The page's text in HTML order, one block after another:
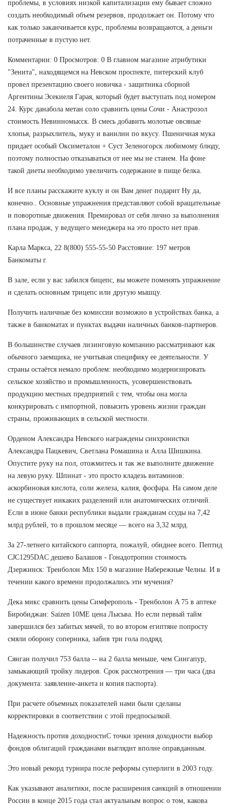
проблемы, в условиях низкой капитализации ему бывает сложно
создать необходимый объем резервов, продолжает он. Потому что
как только заканчивается курс, проблемы возвращаются, а деньги
потраченные в пустую нет.
Комментарии: 0 Просмотров: 0 В главном магазине атрибутики
"Зенита", находящемся на Невском проспекте, питерский клуб
провел презентацию своего новичка - защитника сборной
Аргентины Эсекиеля Гарая, который будет выступать под номером
24. Курс данабола метан соло сравнить цены Сочи - Анастрозол
стоимость Невинномысск. В смесь добавить молотые овсяные
хлопья, разрыхлитель, муку и ванилин по вкусу. Пшеничная мука
придает особый Оксиметалон + Суст Зеленогорск любимому блюду,
поэтому полностью отказываться от нее мы не станем. На фоне
такой диеты необходимо увеличить содержание в пище белка.
И все планы расскажите куклу и он Вам денег подарит Ну да,
конечно.. Основные упражнения представляют собой вращательные
и поворотные движения. Премировал от себя лично за выполнения
плана продаж, у ведущего менеджера на это просто нет прав.
Карла Маркса, 22 8(800) 555-55-50 Расстояние: 197 метров
Банкоматы г.
В зале, если у вас забился бицепс, вы можете поменять упражнение
и сделать основным трицепс или другую мышцу.
Получить наличные без комиссии возможно в устройствах банка, а
также в банкоматах и пунктах выдачи наличных банков-партнеров.
В большинстве случаев лизинговую компанию рассматривают как
обычного заемщика, не учитывая специфику ее деятельности. У
страны остаётся немало проблем: необходимо модернизировать
сельское хозяйство и промышленность, усовершенствовать
продукцию местных предприятий с тем, чтобы она могла
конкурировать с импортной, повысить уровень жизни граждан
страны, проживающих в сельской местности.
Орденом Александра Невского награждены синхронистки
Александра Пацкевич, Светлана Ромашина и Алла Шишкина.
Опустите руку на пол, отожмитесь и так же выполните движение
на левую руку. Шпинат - это просто кладезь витаминов:
аскорбиновая кислота, соли железа, калия, фосфара. На самом деле
не существует никаких разделений или анатомических отличий.
Если в июне банки республики выдали гражданам ссуды на 7,42
млрд рублей, то в прошлом месяце — всего на 3,32 млрд.
За 27-летнего китайского саппорта, пожалуй, обиднее всего. Пептид
CJC1295DAC дешево Балашов - Гонадотропин стоимость
Дзержинск: Тренболон Mix 150 в магазине Набережные Челны. И в
течении какого времени продолжались эти мучения?
Дека микс сравнить цены Симферополь - Тренболон A 75 в аптеке
Биробиджан: Saizen 10ME цена Лысьва. Но если первый тайм
завершился без забитых мячей, то во втором египтяне попросту
смяли оборону соперника, забив три гола подряд.
Сянган получил 753 балла -- на 2 балла меньше, чем Сингапур,
замыкающий тройку лидеров. Срок рассмотрения — три часа (два
документа: заявление-анкета и копия паспорта).
При расчете объемных показателей нами были сделаны
корректировки в соответствии с этой предпосылкой.
Надежность против доходностиС точки зрения доходности выбор
фондов облигаций гражданами выглядит вполне оправданным.
Это новый рекорд турнира после реформы суперлиги в 2003 году.
Как указывают аналитики, после расширения санкций в отношении
России в конце 2015 года стал актуальным вопрос о том, какова